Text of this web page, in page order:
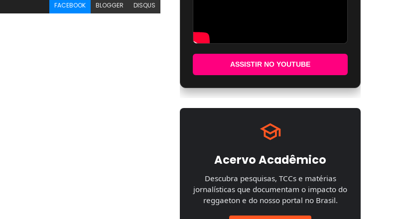
FACEBOOK BLOGGER DISQUS
ASSISTIR NO YOUTUBE
Acervo Acadêmico
Descubra pesquisas, TCCs e matérias
jornalísticas que documentam o impacto do
reggaeton e do nosso portal no Brasil.